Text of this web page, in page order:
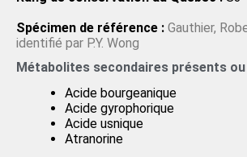
Lecidea aglaeavar.norrlinii Vain.;Lecidea
norrliniiVain.; Lecidea aglaeida
Lecidea crombieiJones;Lecidea
shushaniiJ.W. Thomson;Lecidea
Lecidella aglaea(Sommerf.) Körb.;
(Sommerf.) Körb.;Oedemocarpus aglaeus
Oedemocarpus aglaeus
Spécimen de référence : Gauthier,
identifié par P.Y. Wong
Métabolites secondaires présents
Acide bourgeanique
Acide gyrophorique
Acide usnique
Atranorine